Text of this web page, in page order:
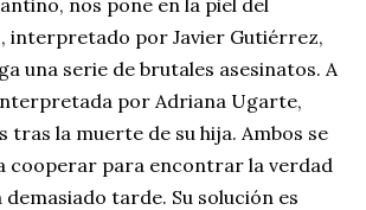
interpretado por Javier Gutiérrez,
una serie de brutales asesinatos. A
por Adriana Ugarte,
tras la muerte de su hija. Ambos se
cooperar para encontrar la verdad
demasiado tarde. Su solución es